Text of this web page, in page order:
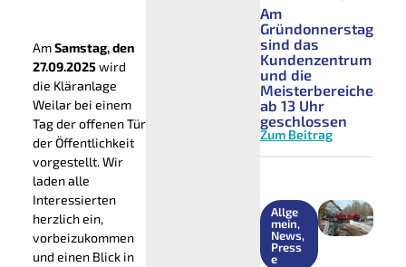
AmSamstag, den
27.09.2025wird
die Kläranlage
Weilar bei einem
Tag der offenen Tür
der Öffentlichkeit
vorgestellt. Wir
laden alle
Interessierten
herzlich ein,
vorbeizukommen
und einen Blick in
Am
Gründonnerstag
sind das
Kundenzentrum
und die
Meisterbereiche
ab 13 Uhr
geschlossen
Zum Beitrag
Allge
mein,
News,
Press
e